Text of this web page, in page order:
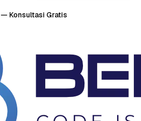
Konsultasi Gratis